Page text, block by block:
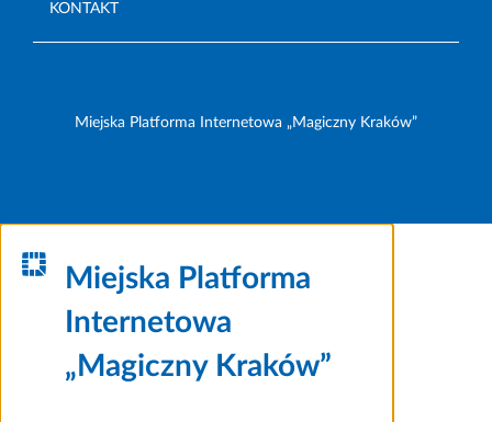
KONTAKT
Miejska Platforma Internetowa „Magiczny Kraków”
Miejska Platforma
Internetowa
„Magiczny Kraków”